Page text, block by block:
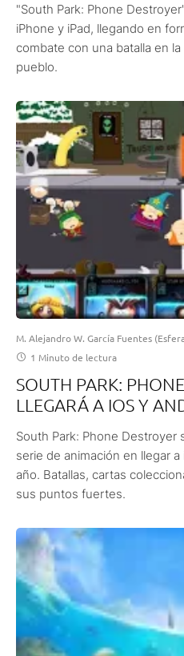
"South Park: Phone
iPhone y iPad, llegando en
combate con una batalla en
pueblo.
M. Alejandro W. García Fuentes
1 Minuto de lectura
SOUTH PARK:
LLEGARÁ A IOS Y
South Park: Phone Destroyer
serie de animación en llegar
año. Batallas, cartas
sus puntos fuertes.